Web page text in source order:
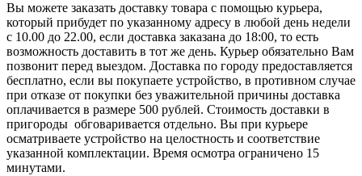
Вы можете заказать доставку товара с помощью курьера,
который прибудет по указанному адресу в любой день недели
с 10.00 до 22.00, если доставка заказана до 18:00, то есть
возможность доставить в тот же день. Курьер обязательно Вам
позвонит перед выездом. Доставка по городу предоставляется
бесплатно, если вы покупаете устройство, в противном случае
при отказе от покупки без уважительной причины доставка
оплачивается в размере 500 рублей. Стоимость доставки в
пригороды обговаривается отдельно. Вы при курьере
осматриваете устройство на целостность и соответствие
указанной комплектации. Время осмотра ограничено 15
минутами.